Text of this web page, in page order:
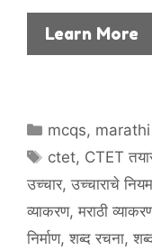
Learn More
C
e
g
o
mcqs, marathi
T
a
s
ctet, CTET
उच्चार, उच्चाराचे नियम
व्याकरण, मराठी
निर्माण, शब्द रचना,